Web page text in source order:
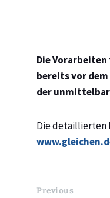
Die
bereits vor
der
Die detaillierten
Previous